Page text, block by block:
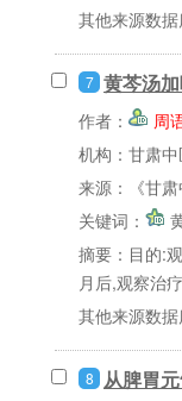
其他来源数据
7 黄芩汤
作者：
周
机构：甘肃
来源：《甘
关键词：
摘要： 目的:
月后,观察治
其他来源数据
8 从脾胃